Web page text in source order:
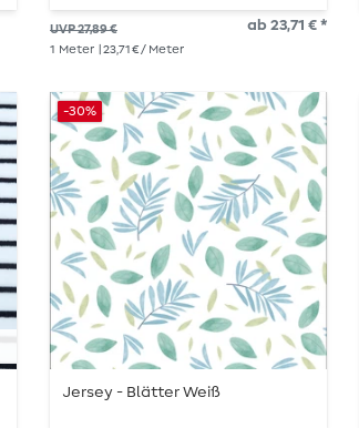
UVP 27,89 € ab 23,71 € *
1 Meter | 23,71 € / Meter
-30%
Jersey - Blätter Weiß